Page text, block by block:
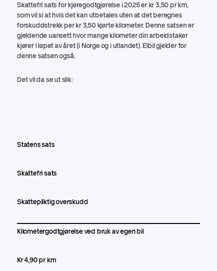
Skattefri sats for kjøregodtgjørelse i 2025 er kr 3,50 pr km,
som vil si at hvis det kan utbetales uten at det beregnes
forskuddstrekk per kr 3,50 kjørte kilometer. Denne satsen er
gjeldende uansett hvor mange kilometer din arbeidstaker
kjører i løpet av året (i Norge og i utlandet). Elbil gjelder for
denne satsen også.
Det vil da se ut slik:
Statens sats
Skattefri sats
Skattepliktig overskudd
Kilometergodtgjørelse ved bruk av egen bil
Kr 4,90 pr km